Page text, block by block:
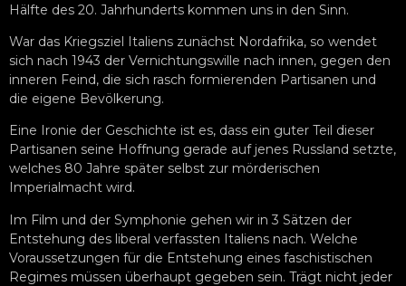
Hälfte des 20. Jahrhunderts kommen uns in den Sinn.
War das Kriegsziel Italiens zunächst Nordafrika, so wendet
sich nach 1943 der Vernichtungswille nach innen, gegen den
inneren Feind, die sich rasch formierenden Partisanen und
die eigene Bevölkerung.
Eine Ironie der Geschichte ist es, dass ein guter Teil dieser
Partisanen seine Hoffnung gerade auf jenes Russland setzte,
welches 80 Jahre später selbst zur mörderischen
Imperialmacht wird.
Im Film und der Symphonie gehen wir in 3 Sätzen der
Entstehung des liberal verfassten Italiens nach. Welche
Voraussetzungen für die Entstehung eines faschistischen
Regimes müssen überhaupt gegeben sein. Trägt nicht jeder